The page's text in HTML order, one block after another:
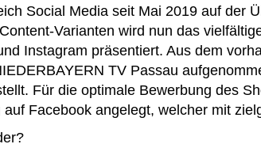
Social Media seit Mai 2019 auf der
Varianten wird nun das
Instagram präsentiert. Aus dem
TV Passau
Für die optimale Bewerbung des
auf Facebook angelegt, welcher mit